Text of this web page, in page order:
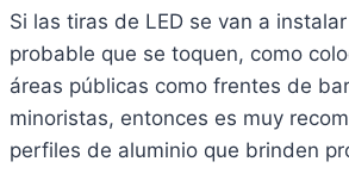
Si las tiras de LED se van a
probable que se toquen, como
áreas públicas como frentes de
minoristas, entonces es muy
perfiles de aluminio que brinden